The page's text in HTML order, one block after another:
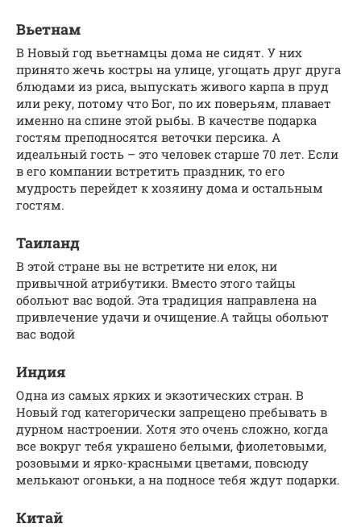
Вьетнам
В Новый год вьетнамцы дома не сидят. У них
принято жечь костры на улице, угощать друг друга
блюдами из риса, выпускать живого карпа в пруд
или реку, потому что Бог, по их поверьям, плавает
именно на спине этой рыбы. В качестве подарка
гостям преподносятся веточки персика. А
идеальный гость – это человек старше 70 лет. Если
в его компании встретить праздник, то его
мудрость перейдет к хозяину дома и остальным
гостям.
Таиланд
В этой стране вы не встретите ни елок, ни
привычной атрибутики. Вместо этого тайцы
обольют вас водой. Эта традиция направлена на
привлечение удачи и очищение.А тайцы обольют
вас водой
Индия
Одна из самых ярких и экзотических стран. В
Новый год категорически запрещено пребывать в
дурном настроении. Хотя это очень сложно, когда
все вокруг тебя украшено белыми, фиолетовыми,
розовыми и ярко-красными цветами, повсюду
мелькают огоньки, а на подносе тебя ждут подарки.
Китай